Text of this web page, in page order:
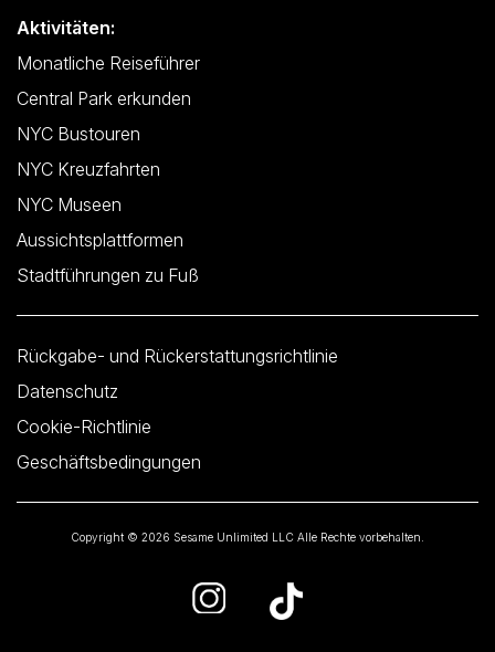
Aktivitäten:
Monatliche Reiseführer
Central Park erkunden
NYC Bustouren
NYC Kreuzfahrten
NYC Museen
Aussichtsplattformen
Stadtführungen zu Fuß
Rückgabe- und Rückerstattungsrichtlinie
Datenschutz
Cookie-Richtlinie
Geschäftsbedingungen
Copyright © 2026 Sesame Unlimited LLC Alle Rechte vorbehalten.